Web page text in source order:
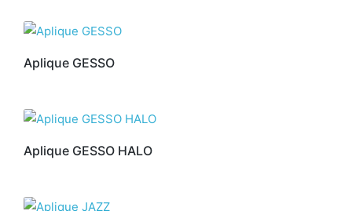
Aplique GESSO
Aplique GESSO HALO